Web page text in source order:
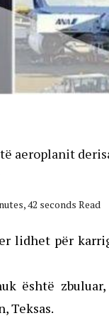
aeroplanit
42 seconds Read
lidhet për
është
Teksas.